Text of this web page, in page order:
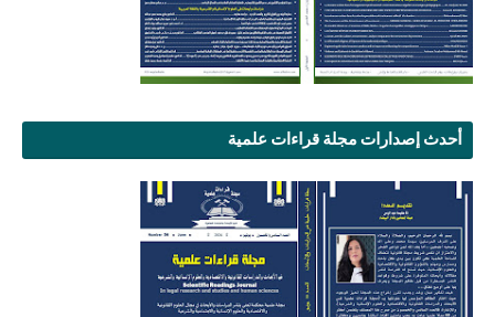
أحدث إصدارات مجلة قراءات علمية